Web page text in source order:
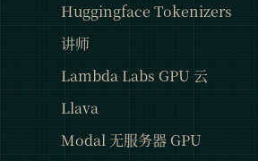
Huggingface Tokenizers
讲师
Lambda Labs GPU 云
Llava
Modal 无服务器 GPU